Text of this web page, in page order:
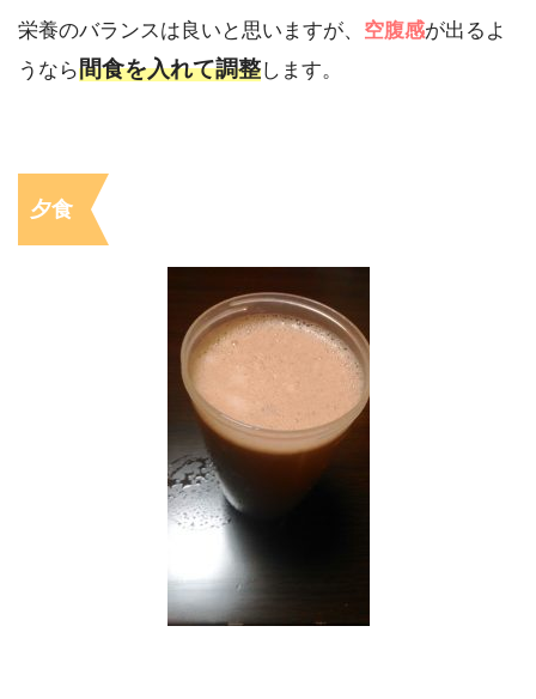
栄養のバランスは良いと思いますが、 空腹感が出るよ
うなら間食を入れて調整します。
夕食